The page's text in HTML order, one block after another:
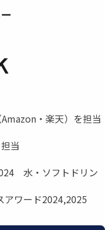
・楽天）を担当
当
水・ソフトドリン
アワード2024,2025